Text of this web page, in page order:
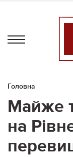
Головна
Майже
на